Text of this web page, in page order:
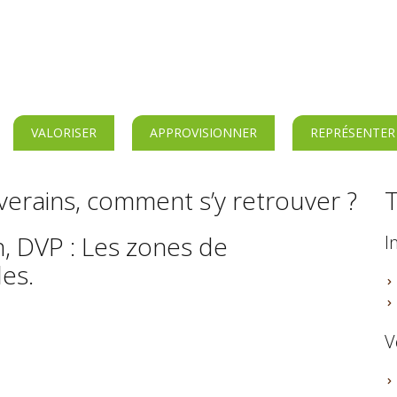
VALORISER APPROVISIONNER REPRÉSENTER
comment s’y retrouver ?
DVP : Les zones de